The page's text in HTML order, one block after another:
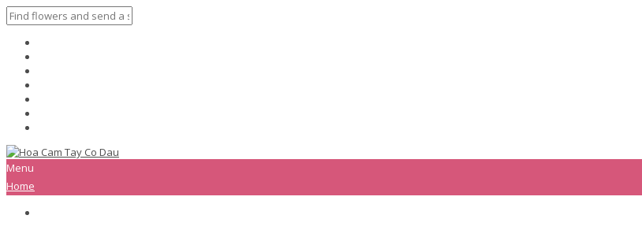
Menu
Home